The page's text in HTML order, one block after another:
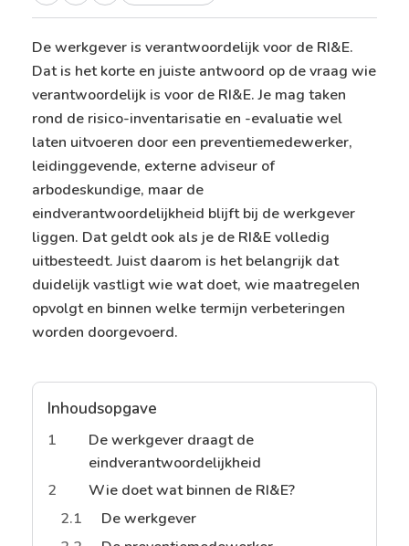
De werkgever is verantwoordelijk voor de RI&E.
Dat is het korte en juiste antwoord op de vraag wie
verantwoordelijk is voor de RI&E. Je mag taken
rond de risico-inventarisatie en -evaluatie wel
laten uitvoeren door een preventiemedewerker,
leidinggevende, externe adviseur of
arbodeskundige, maar de
eindverantwoordelijkheid blijft bij de werkgever
liggen. Dat geldt ook als je de RI&E volledig
uitbesteedt. Juist daarom is het belangrijk dat
duidelijk vastligt wie wat doet, wie maatregelen
opvolgt en binnen welke termijn verbeteringen
worden doorgevoerd.
Inhoudsopgave
1
De werkgever draagt de
eindverantwoordelijkheid
2
Wie doet wat binnen de RI&E?
2.1
De werkgever